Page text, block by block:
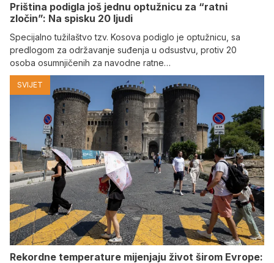
Priština podigla još jednu optužnicu za “ratni
zločin”: Na spisku 20 ljudi
Specijalno tužilaštvo tzv. Kosova podiglo je optužnicu, sa
predlogom za održavanje suđenja u odsustvu, protiv 20
osoba osumnjičenih za navodne ratne…
SVIJET
Rekordne temperature mijenjaju život širom Evrope: